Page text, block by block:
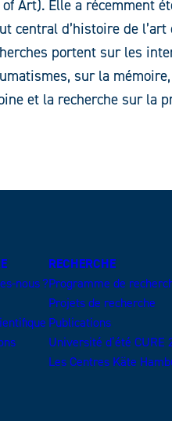
Art). Elle a récemment
central d’histoire de
portent sur les
sur la
et la recherche sur la
nous ?
RECHERCHE
Programme de
Projets de recherche
Publications
Université d’été CURE
Les Centres Käte